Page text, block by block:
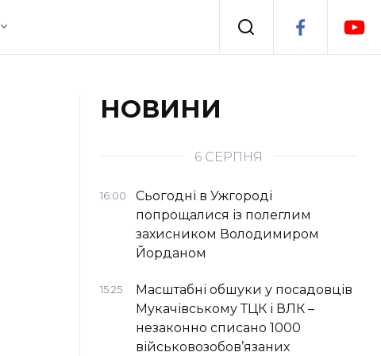
Події
НОВИНИ
6 СЕРПНЯ
16:00
Сьогодні в Ужгороді
попрощалися із полеглим
захисником Володимиром
Йорданом
15:25
Масштабні обшуки у посадовців
Мукачівському ТЦК і ВЛК –
незаконно списано 1000
військовозобов’язаних